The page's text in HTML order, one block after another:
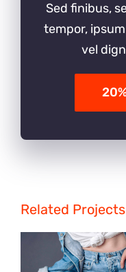
Sed finibus,
tempor,
vel
Related Projects